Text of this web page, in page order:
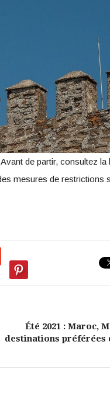
de partir, consultez la
mesures de restrictions
Été 2021 : Maroc,
destinations préférées